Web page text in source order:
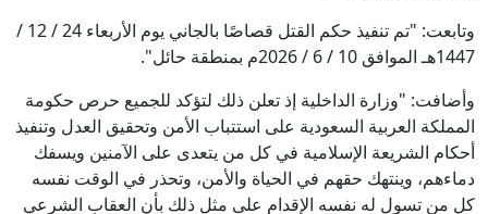
وتابعت: "تم تنفيذ حكم القتل قصاصًا بالجاني يوم الأربعاء 24 / 12 /
1447هـ الموافق 10 / 6 / 2026م بمنطقة حائل".
وأضافت: "وزارة الداخلية إذ تعلن ذلك لتؤكد للجميع حرص حكومة
المملكة العربية السعودية على استتباب الأمن وتحقيق العدل وتنفيذ
أحكام الشريعة الإسلامية في كل من يتعدى على الآمنين ويسفك
دماءهم، وينتهك حقهم في الحياة والأمن، وتحذر في الوقت نفسه
كل من تسول له نفسه الإقدام على مثل ذلك بأن العقاب الشرعي